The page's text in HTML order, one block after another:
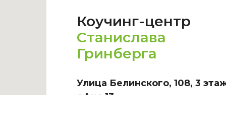
Коучинг-центр
Станислава
Гринберга
Улица Белинского, 108, 3
офис 13